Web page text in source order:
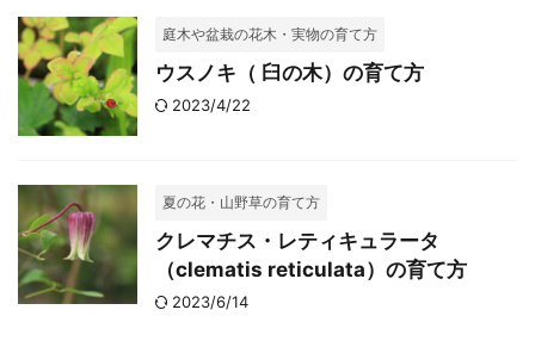
庭木や盆栽の花木・実物の育て方
ウスノキ（ 臼の木）の育て方
2023/4/22
夏の花・山野草の育て方
クレマチス・レティキュラータ
（clematis reticulata）の育て方
2023/6/14